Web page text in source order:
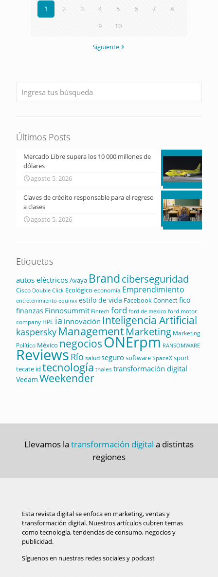
1 2 3 4 5 6 7
8
9
10
Siguiente
Últimos Posts
Mercado Libre supera los 10 000 millones de
dólares
agosto 5, 2026
Claves de crédito responsable para el regreso
a clases
agosto 5, 2026
Etiquetas
autos eléctricosAvaya Brandciberseguridad
Cisco Double Click Ecológico economía Emprendimiento
entretenimiento equinix estilo de vida Facebook Connectfico
finanzas Finnosummit Fintech ford ford de mexico ford motor
company HPE ia innovación Inteligencia Artificial
kaspersky ManagementMarketing Marketing
Político México negociosONErpm RANSOMWARE
Reviews Río saludsegurosoftwareSpaceXsport
tecate id tecnología thalestransformación digital
Veeam Weekender
Llevamos la transformación digital a distintas
regiones
Esta revista digital se enfoca en marketing, ventas y
transformación digital. Nuestros artículos cubren temas
como tecnología, tendencias de consumo, negocios y
publicidad.
Síguenos en nuestras redes sociales y podcast